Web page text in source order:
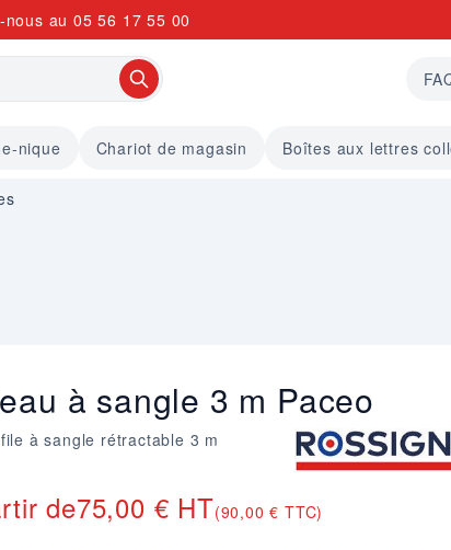
au 05 56 17 55 00
nique Chariot de magasin Boîtes aux lettres
à sangle 3 m Paceo
à sangle rétractable 3 m
de75,00 € HT(90,00 € TTC)